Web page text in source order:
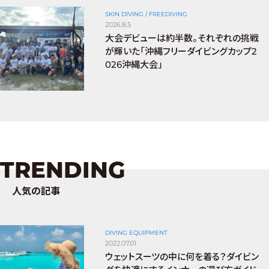
SKIN DIVING / FREEDIVING
2026.8.5
大会デビューは約半数。それぞれの挑戦
が輝いた「沖縄フリーダイビングカップ2
026沖縄大会」
TRENDING
人気の記事
DIVING EQUIPMENT
2022.07.01
ウェットスーツの中に何を着る？ダイビン